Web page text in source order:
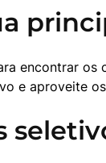
encontrar
e aproveite